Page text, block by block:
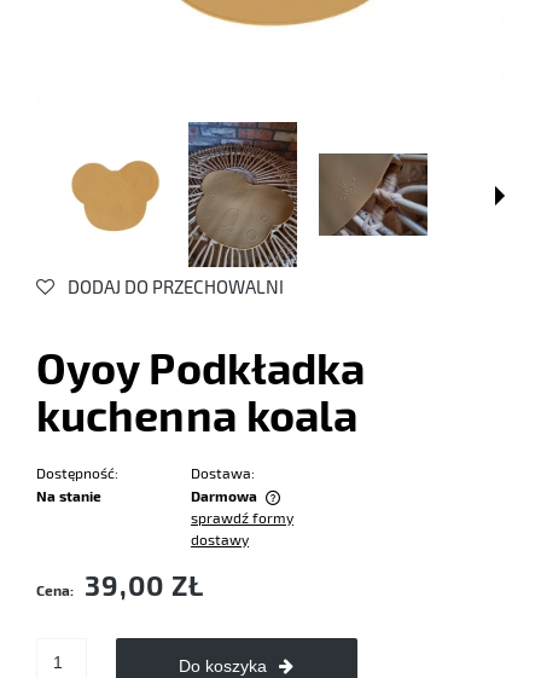
DODAJ DO PRZECHOWALNI
Oyoy Podkładka
kuchenna koala
Dostępność:
Na stanie
Dostawa:
Darmowa
Cena nie zawiera ewentualnych kosztów płatności
sprawdź formy
dostawy
Cena: 39,00 ZŁ
Do koszyka